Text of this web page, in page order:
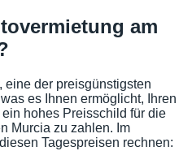
am
eine der preisgünstigsten
es Ihnen ermöglicht, Ihren
hohes Preisschild für die
Murcia zu zahlen. Im
Tagespreisen rechnen: